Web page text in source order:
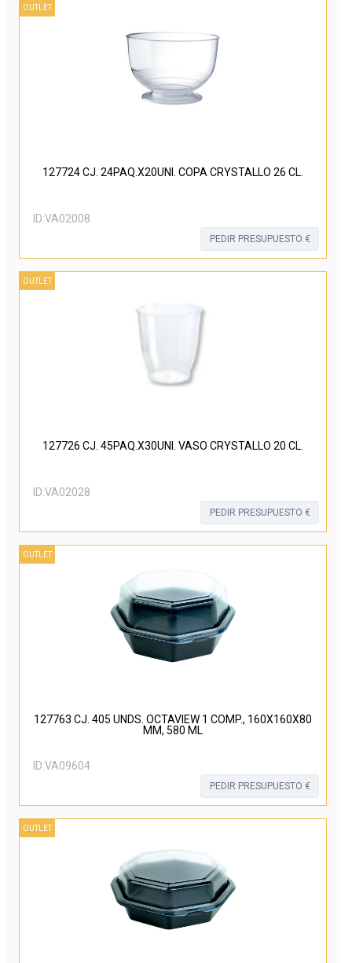
OUTLET
127724 CJ. 24PAQ.X20UNI. COPA CRYSTALLO 26 CL.
ID:VA02008
PEDIR PRESUPUESTO €
OUTLET
127726 CJ. 45PAQ.X30UNI. VASO CRYSTALLO 20 CL.
ID:VA02028
PEDIR PRESUPUESTO €
OUTLET
127763 CJ. 405 UNDS. OCTAVIEW 1 COMP., 160X160X80
MM, 580 ML
ID:VA09604
PEDIR PRESUPUESTO €
OUTLET